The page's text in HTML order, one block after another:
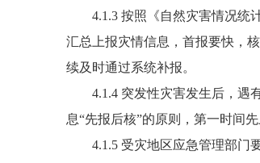
4.1.3 按照《自然灾害情况统计
汇总上报灾情信息，首报要快，
续及时通过系统补报。
4.1.4 突发性灾害发生后，遇有
息“先报后核”的原则，第一时间
4.1.5 受灾地区应急管理部门要